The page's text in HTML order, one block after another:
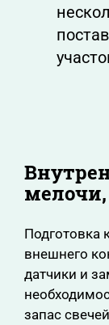
Подготовка
внешнего
датчики и
запас